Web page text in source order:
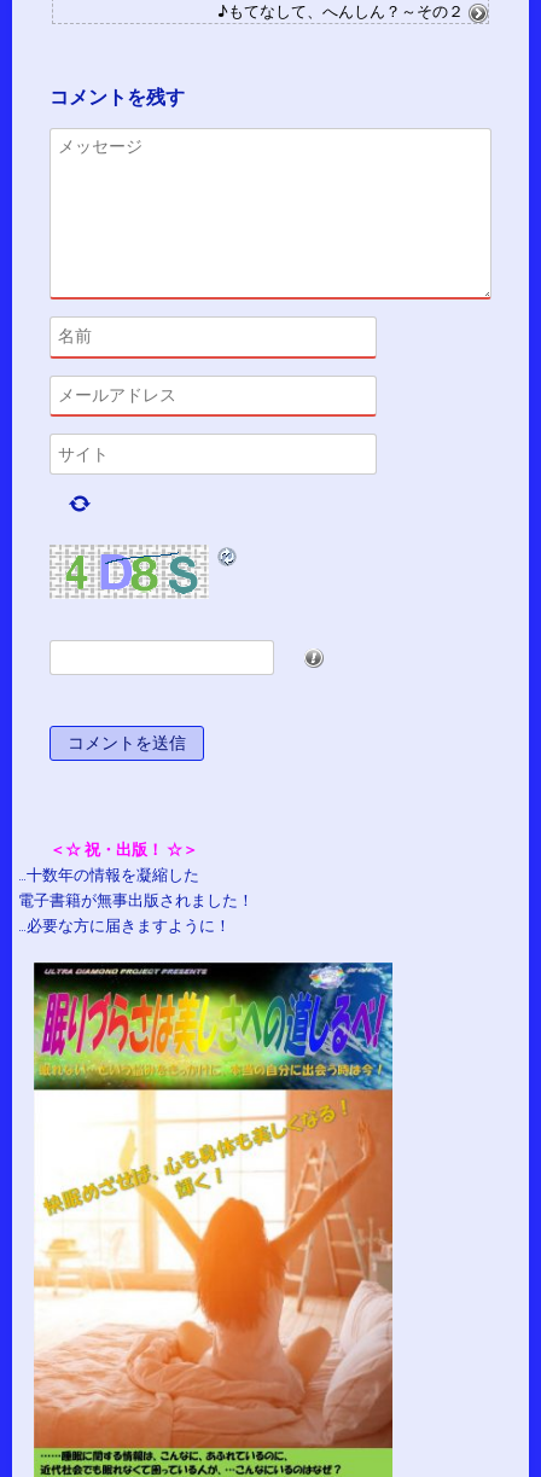
♪もてなして、へんしん？～その２
コメントを残す
＜☆ 祝・出版！ ☆＞
…十数年の情報を凝縮した
電子書籍が無事出版されました！
…必要な方に届きますように！